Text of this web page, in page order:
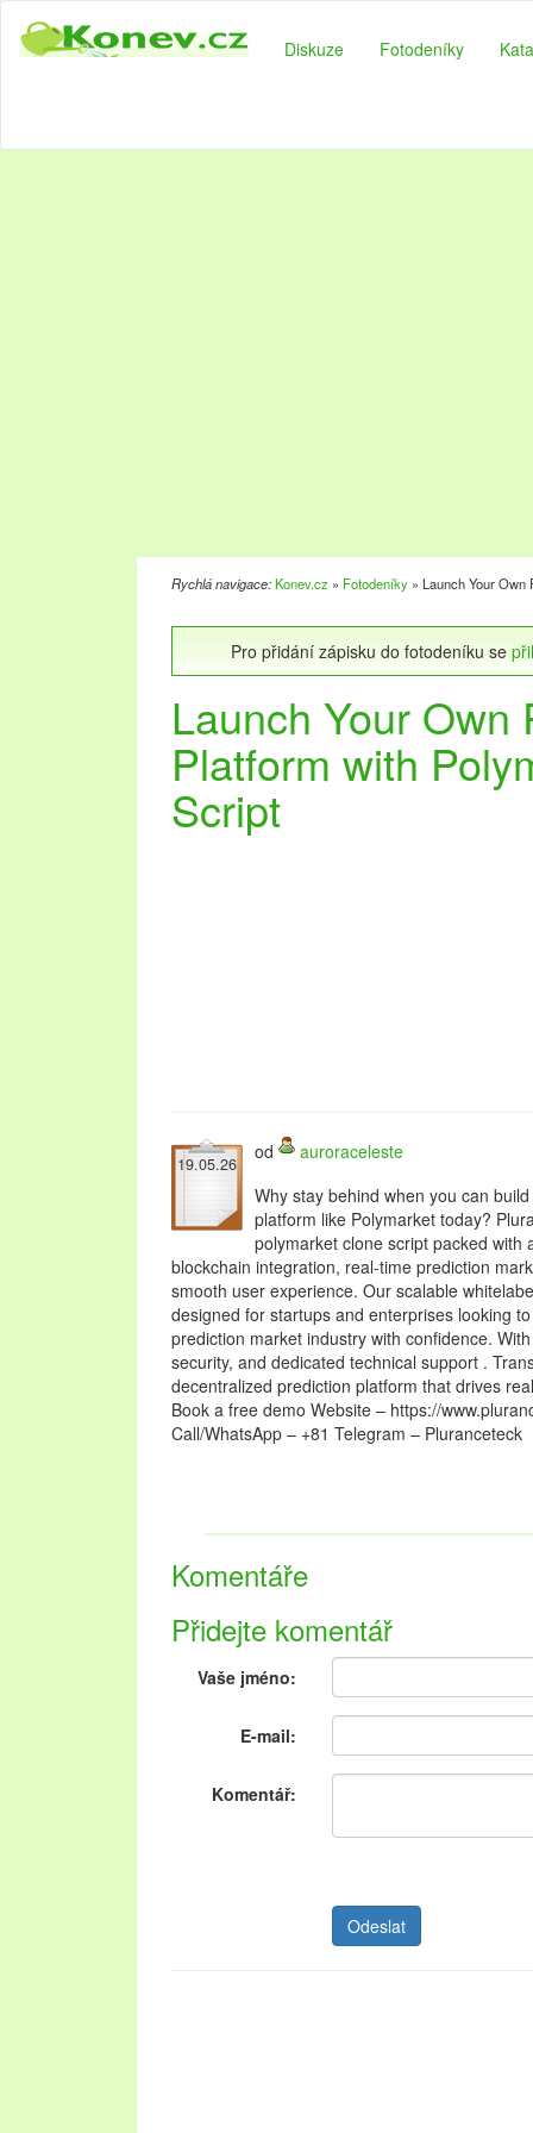
Diskuze Fotodeníky
Rychlá navigace:Konev.cz » Fotodeníky » Launch Your Own
Pro přidání zápisku do fotodeníku se
Launch Your Own
Platform with
Script
19.05.26
od
auroraceleste
Why stay behind when you can
platform like Polymarket today?
polymarket clone script packed with
blockchain integration, real-time prediction
smooth user experience. Our scalable
designed for startups and enterprises looking
prediction market industry with confidence.
security, and dedicated technical support .
decentralized prediction platform that drives
Book a free demo Website – https://
Call/WhatsApp – +81 Telegram – Pluranceteck
Komentáře
Přidejte komentář
Vaše jméno:
E-mail:
Komentář: